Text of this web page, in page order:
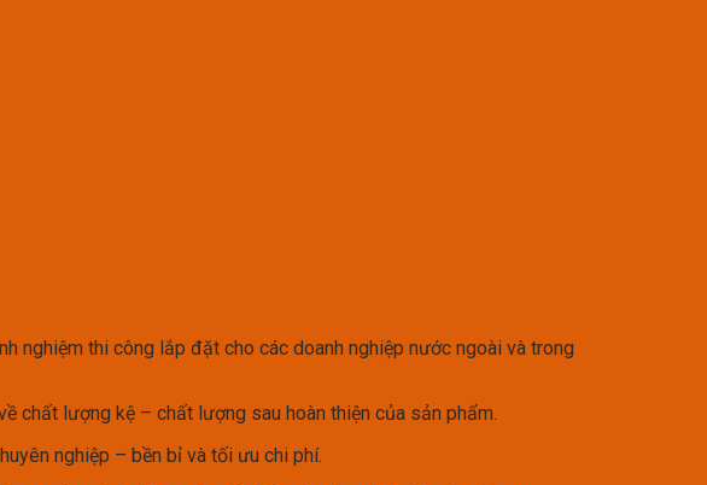
nghiệm thi công lắp đặt cho các doanh nghiệp nước ngoài và trong
chất lượng kệ – chất lượng sau hoàn thiện của sản phẩm.
nghiệp – bền bỉ và tối ưu chi phí.